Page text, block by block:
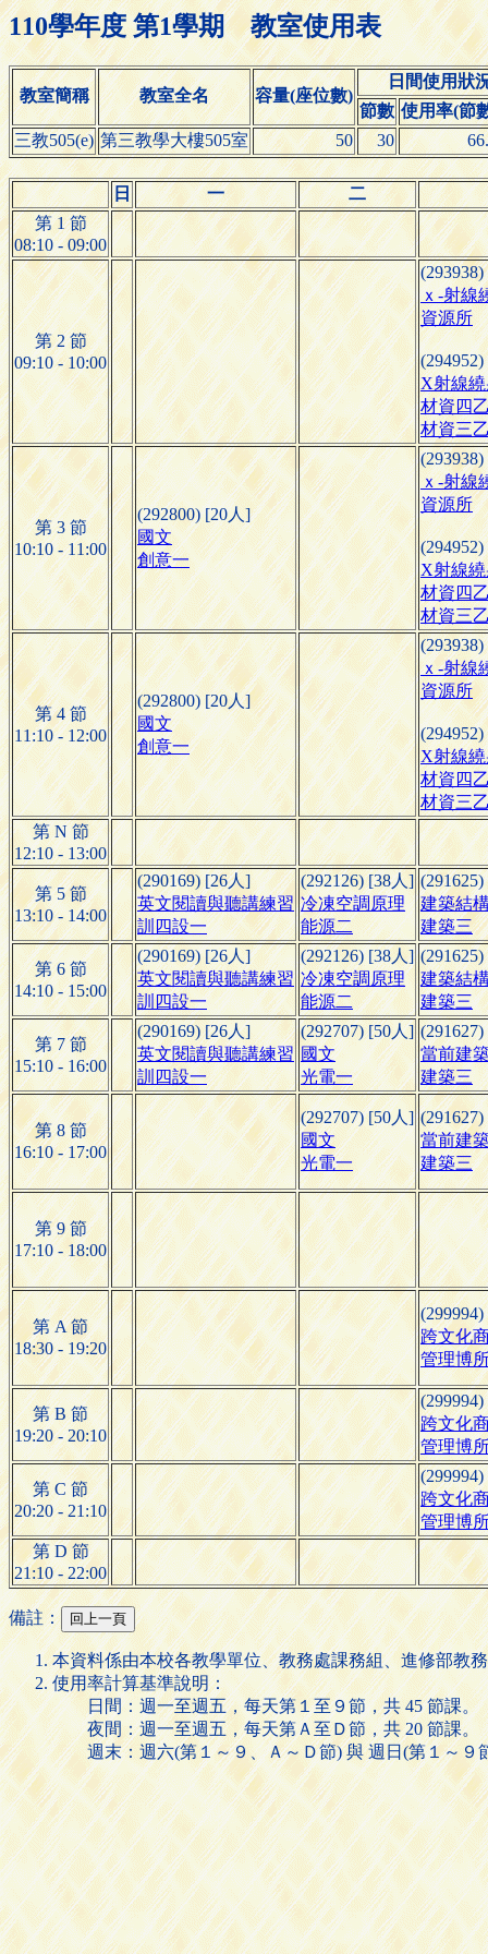
110學年度 第1學期 教室使用表
教室簡稱 教室全名 容量(座位數)
日間使用狀
節數 使用率(節
三教505(e) 第三教學大樓505室 50 30
日 一
二
第 1 節
08:10 - 09:00
第 2 節
09:10 - 10:00
ｘ-射線
資源所
X射線
材資四
材資三
第 3 節
10:10 - 11:00
(292800) [20人]
國文
創意一
ｘ-射線
資源所
X射線
材資四
材資三
第 4 節
11:10 - 12:00
(292800) [20人]
國文
創意一
ｘ-射線
資源所
X射線
材資四
材資三
第 N 節
12:10 - 13:00
第 5 節
13:10 - 14:00
(290169) [26人]
英文閱讀與聽講練習
訓四設一
(292126) [38人]
冷凍空調原理
能源二
建築結
建築三
第 6 節
14:10 - 15:00
(290169) [26人]
英文閱讀與聽講練習
訓四設一
(292126) [38人]
冷凍空調原理
能源二
建築結
建築三
第 7 節
15:10 - 16:00
(290169) [26人]
英文閱讀與聽講練習
訓四設一
(292707) [50人]
國文
光電一
當前建
建築三
第 8 節
16:10 - 17:00
(292707) [50人]
國文
光電一
當前建
建築三
第 9 節
17:10 - 18:00
第 A 節
18:30 - 19:20
跨文化
管理博
第 B 節
19:20 - 20:10
跨文化
管理博
第 C 節
20:20 - 21:10
跨文化
管理博
第 D 節
21:10 - 22:00
備註：
本資料係由本校各教學單位、教務處課務組、進修部教
使用率計算基準說明：
日間：週一至週五，每天第１至９節，共 45 節課。
夜間：週一至週五，每天第Ａ至Ｄ節，共 20 節課。
週末：週六(第１～９、Ａ～Ｄ節) 與 週日(第１～９